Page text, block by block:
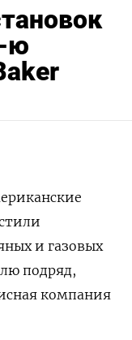
ю
и газовых
​подряд,
‌компания